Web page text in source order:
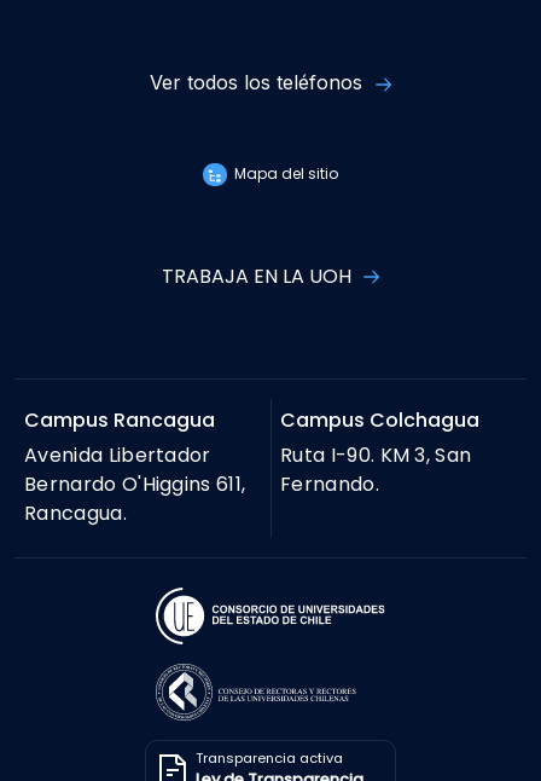
Ver todos los teléfonos
Mapa del sitio
TRABAJA EN LA UOH
Campus Rancagua
Avenida Libertador
Bernardo O'Higgins 611,
Rancagua.
Campus Colchagua
Ruta I-90. KM 3, San
Fernando.
Transparencia activa